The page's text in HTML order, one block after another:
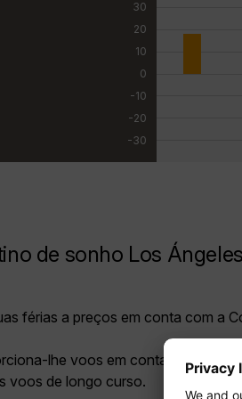
30
20
10
0
-10
-20
-30
de sonho Los
férias a preços em conta com a
lhe voos em conta tanto nos
voos de longo curso.